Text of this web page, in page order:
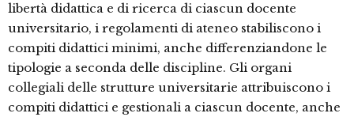
libertà didattica e di ricerca di ciascun docente
universitario, i regolamenti di ateneo stabiliscono i
compiti didattici minimi, anche differenziandone le
tipologie a seconda delle discipline. Gli organi
collegiali delle strutture universitarie attribuiscono i
compiti didattici e gestionali a ciascun docente, anche